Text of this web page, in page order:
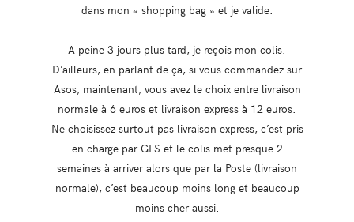
dans mon « shopping bag » et je valide.
A peine 3 jours plus tard, je reçois mon colis.
D’ailleurs, en parlant de ça, si vous commandez sur
Asos, maintenant, vous avez le choix entre livraison
normale à 6 euros et livraison express à 12 euros.
Ne choisissez surtout pas livraison express, c’est pris
en charge par GLS et le colis met presque 2
semaines à arriver alors que par la Poste (livraison
normale), c’est beaucoup moins long et beaucoup
moins cher aussi.